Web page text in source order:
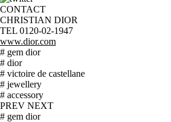
CONTACT
CHRISTIAN DIOR
TEL 0120-02-1947
www.dior.com
# gem dior
# dior
# victoire de castellane
# jewellery
# accessory
PREV NEXT
# gem dior